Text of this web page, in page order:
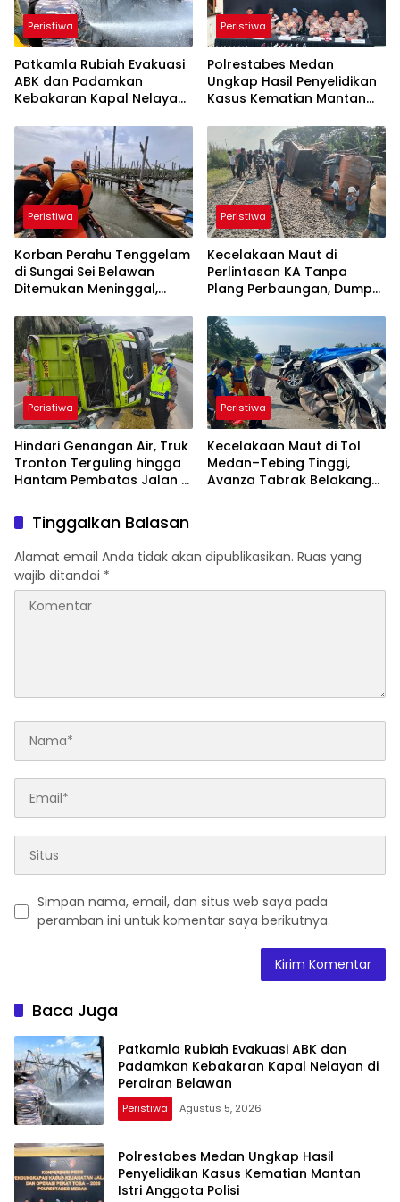
Peristiwa
Patkamla Rubiah Evakuasi
ABK dan Padamkan
Kebakaran Kapal Nelayan
Peristiwa
Polrestabes Medan
Ungkap Hasil Penyelidikan
Kasus Kematian Mantan
Peristiwa
Korban Perahu Tenggelam
di Sungai Sei Belawan
Ditemukan Meninggal,
Peristiwa
Kecelakaan Maut di
Perlintasan KA Tanpa
Plang Perbaungan, Dump
Sopir Tewas
Peristiwa
Hindari Genangan Air, Truk
Tronton Terguling hingga
Hantam Pembatas Jalan di
Peristiwa
Kecelakaan Maut di Tol
Medan–Tebing Tinggi,
Avanza Tabrak Belakang
Tinggalkan Balasan
Alamat email Anda tidak akan dipublikasikan. Ruas yang
wajib ditandai *
Simpan nama, email, dan situs web saya pada
peramban ini untuk komentar saya berikutnya.
Baca Juga
Patkamla Rubiah Evakuasi ABK dan
Padamkan Kebakaran Kapal Nelayan di
Perairan Belawan
Peristiwa Agustus 5, 2026
Polrestabes Medan Ungkap Hasil
Penyelidikan Kasus Kematian Mantan
Istri Anggota Polisi